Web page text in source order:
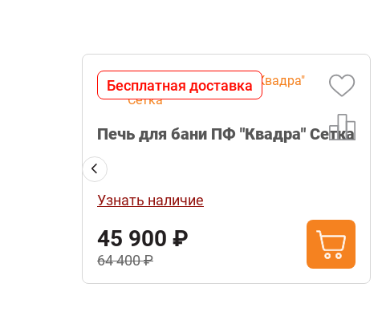
Бесплатная доставка
Печь для бани ПФ "Квадра" Сетка
Узнать наличие
45 900 ₽
64 400 ₽